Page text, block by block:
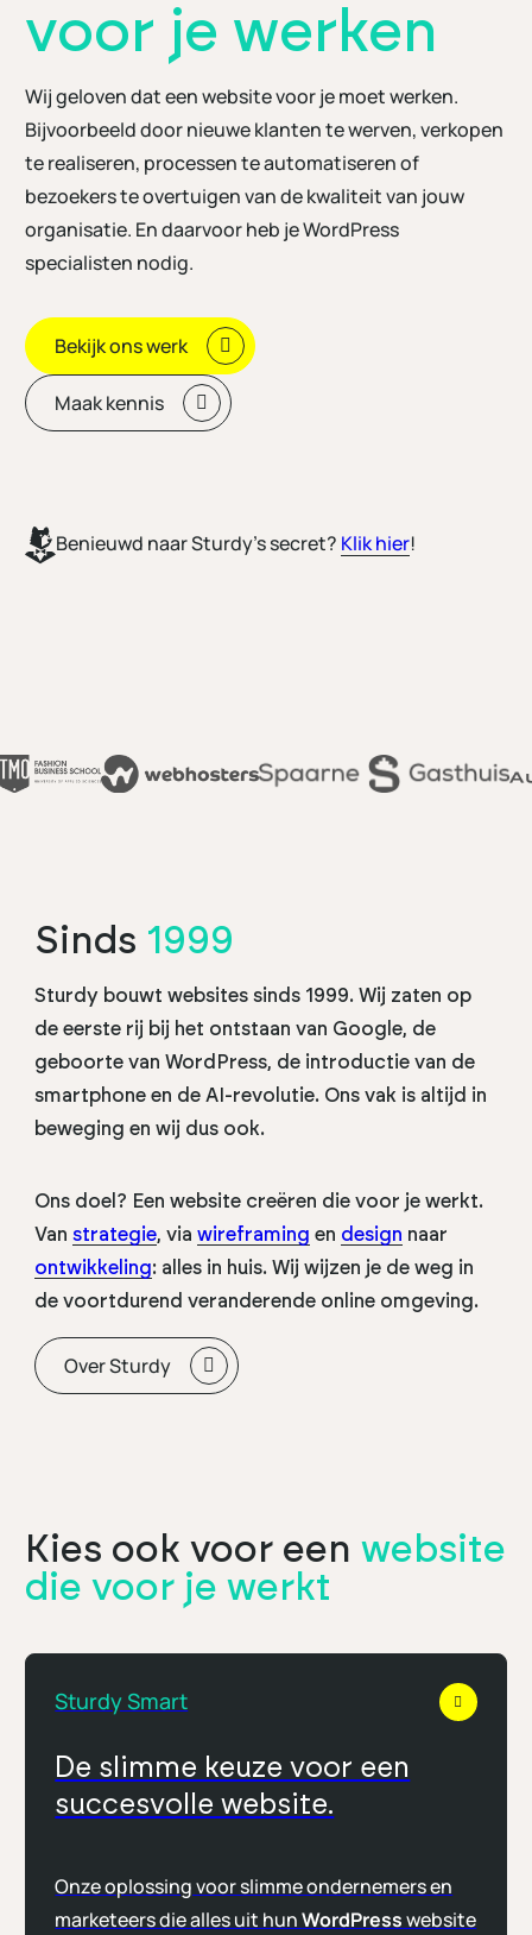
voor je werken
Wij geloven dat een website voor je moet werken.
Bijvoorbeeld door nieuwe klanten te werven, verkopen
te realiseren, processen te automatiseren of
bezoekers te overtuigen van de kwaliteit van jouw
organisatie. En daarvoor heb je WordPress
specialisten nodig.
Bekijk ons werk
Maak kennis
Benieuwd naar Sturdy’s secret? Klik hier!
Sinds 1999
Sturdy bouwt websites sinds 1999. Wij zaten op
de eerste rij bij het ontstaan van Google, de
geboorte van WordPress, de introductie van de
smartphone en de AI-revolutie. Ons vak is altijd in
beweging en wij dus ook.
Ons doel? Een website creëren die voor je werkt.
Vanstrategie, viawireframing en design naar
ontwikkeling: alles in huis. Wij wijzen je de weg in
de voortdurend veranderende online omgeving.
Over Sturdy
Kies ook voor eenwebsite
die voor je werkt
Sturdy Smart
De slimme keuze voor een
succesvolle website.
Onze oplossing voor slimme ondernemers en
marketeers die alles uit hunWordPresswebsite